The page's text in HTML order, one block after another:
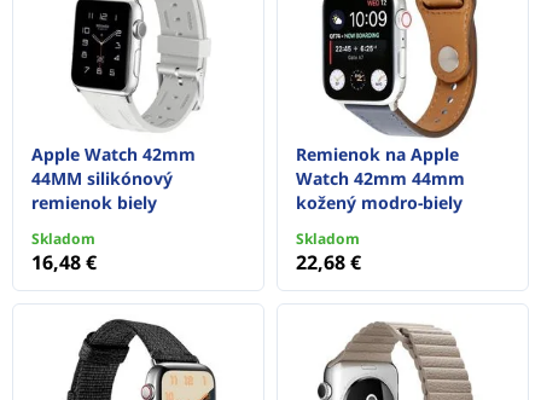
Apple Watch 42mm
44MM silikónový
remienok biely
Skladom
16,48 €
Remienok na Apple
Watch 42mm 44mm
kožený modro-biely
Skladom
22,68 €